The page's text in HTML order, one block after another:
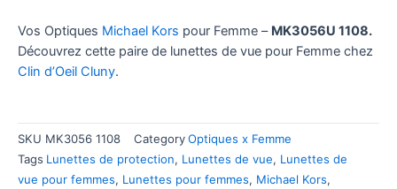
Vos Optiques Michael Kors pour Femme – MK3056U 1108.
Découvrez cette paire de lunettes de vue pour Femme chez
Clin d’Oeil Cluny.
SKU MK3056 1108 CategoryOptiques x Femme
Tags Lunettes de protection, Lunettes de vue, Lunettes de
vue pour femmes, Lunettes pour femmes, Michael Kors,